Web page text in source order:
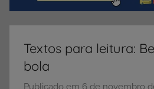
dicasTextos para leitura:
bola
Publicado em 6 de novembro